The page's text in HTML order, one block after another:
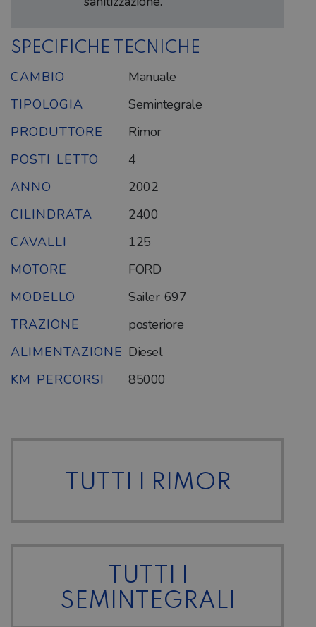
SPECIFICHE TECNICHE
CAMBIO
Manuale
TIPOLOGIA
Semintegrale
PRODUTTORE
Rimor
POSTI LETTO
4
ANNO
2002
CILINDRATA
2400
CAVALLI
125
MOTORE
FORD
MODELLO
Sailer 697
TRAZIONE
posteriore
ALIMENTAZIONE Diesel
KM PERCORSI
85000
TUTTI I RIMOR
TUTTI I
SEMINTEGRALI